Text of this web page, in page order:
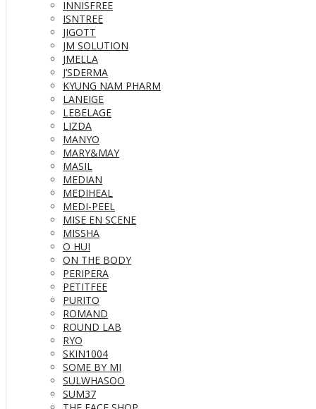
INNISFREE
ISNTREE
JIGOTT
JM SOLUTION
JMELLA
J’SDERMA
KYUNG NAM PHARM
LANEIGE
LEBELAGE
LIZDA
MANYO
MARY&MAY
MASIL
MEDIAN
MEDIHEAL
MEDI-PEEL
MISE EN SCENE
MISSHA
O HUI
ON THE BODY
PERIPERA
PETITFEE
PURITO
ROMAND
ROUND LAB
RYO
SKIN1004
SOME BY MI
SULWHASOO
SUM37